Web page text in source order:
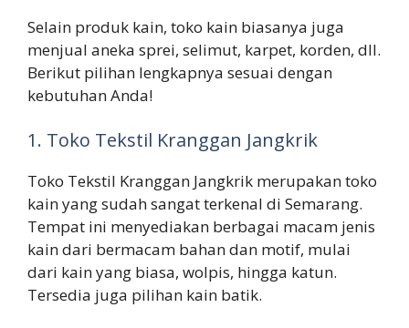
Selain produk kain, toko kain biasanya juga
menjual aneka sprei, selimut, karpet, korden, dll.
Berikut pilihan lengkapnya sesuai dengan
kebutuhan Anda!
1. Toko Tekstil Kranggan Jangkrik
Toko Tekstil Kranggan Jangkrik merupakan toko
kain yang sudah sangat terkenal di Semarang.
Tempat ini menyediakan berbagai macam jenis
kain dari bermacam bahan dan motif, mulai
dari kain yang biasa, wolpis, hingga katun.
Tersedia juga pilihan kain batik.